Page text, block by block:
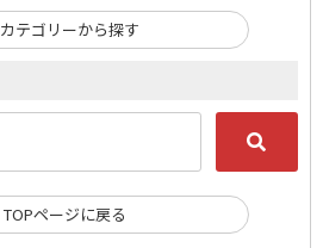
カテゴリーから探す
TOPページに戻る